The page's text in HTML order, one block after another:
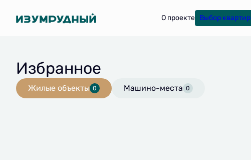
О проекте Выбор квартир
Избранное
Жилые объекты 0 Машино-места 0